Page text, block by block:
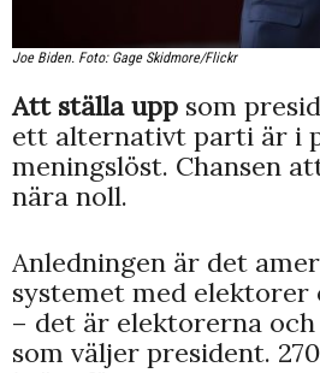
Joe Biden. Foto: Gage Skidmore/Flickr
Att ställa upp som
ett alternativt parti är i
meningslöst. Chansen
nära noll.
Anledningen är det
systemet med elektorer
– det är elektorerna
som väljer president.